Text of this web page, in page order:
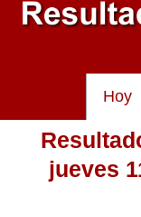
Hoy
Baloto
jueves